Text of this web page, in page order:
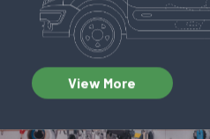
View More